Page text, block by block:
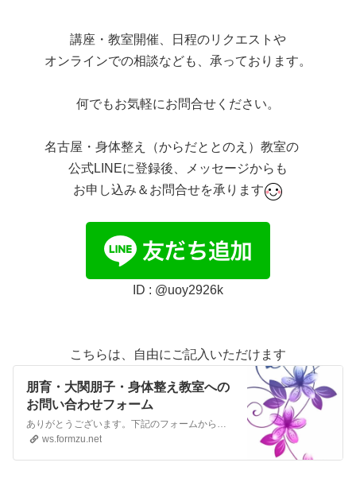
講座・教室開催、日程のリクエストや
オンラインでの相談なども、承っております。
何でもお気軽にお問合せください。
名古屋・身体整え（からだととのえ）教室の
公式LINEに登録後、メッセージからも
お申し込み＆お問合せを承ります
ID : @uoy2926k
こちらは、自由にご記入いただけます
朋育・大関朋子・身体整え教室への
お問い合わせフォーム
ws.formzu.net